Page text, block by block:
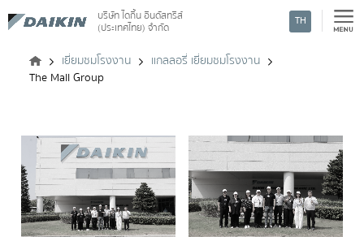
บริษัท ไดกิ้น อินดัสทรีส์
(ประเทศไทย) จำกัด TH
เยี่ยมชมโรงงาน
แกลลอรี่ เยี่ยมชมโรงงาน
The Mall Group